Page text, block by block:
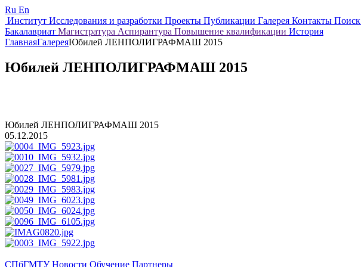
Ru En
Институт Исследования и разработки Проекты Публикации Галерея Контакты Поиск
Бакалавриат Магистратура Аспирантура Повышение квалификации История
ГлавнаяГалереяЮбилей ЛЕНПОЛИГРАФМАШ 2015
Юбилей ЛЕНПОЛИГРАФМАШ 2015
Юбилей ЛЕНПОЛИГРАФМАШ 2015
05.12.2015
СПбГМТУНовости Обучение Партнеры